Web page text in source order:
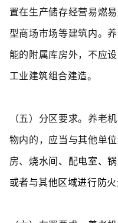
置在生产储存经营易燃
型商场市场等建筑内。
能的附属库房外，不应
工业建筑组合建造。
（五）分区要求。养老
物内的，应当与其他单
房、 烧水间、配电室、
或者与其他区域进行防火